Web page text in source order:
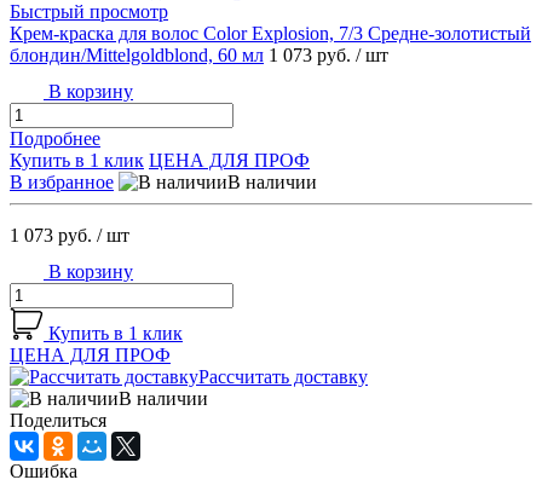
Быстрый просмотр
Крем-краска для волос Color Explosion, 7/3 Средне-золотистый
блондин/Mittelgoldblond, 60 мл 1 073 руб. / шт
В корзину
Подробнее
Купить в 1 клик ЦЕНА ДЛЯ ПРОФ
В избранное
В наличии
1 073 руб. / шт
В корзину
Купить в 1 клик
ЦЕНА ДЛЯ ПРОФ
Рассчитать доставку
В наличии
Поделиться
Ошибка